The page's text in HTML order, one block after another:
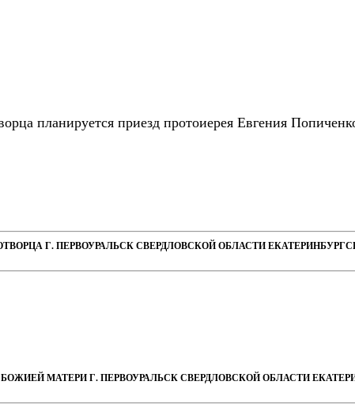
планируется приезд протоиерея Евгения
Г. ПЕРВОУРАЛЬСК СВЕРДЛОВСКОЙ ОБЛАСТИ
МАТЕРИ Г. ПЕРВОУРАЛЬСК СВЕРДЛОВСКОЙ ОБЛАСТИ